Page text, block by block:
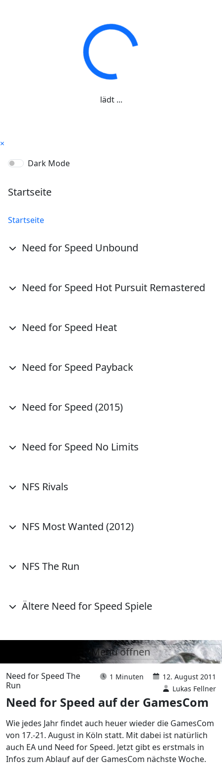
lädt ...
×
Dark Mode
Startseite
Startseite
Need for Speed Unbound
Need for Speed Hot Pursuit Remastered
Need for Speed Heat
Need for Speed Payback
Need for Speed (2015)
Need for Speed No Limits
NFS Rivals
NFS Most Wanted (2012)
NFS The Run
Ältere Need for Speed Spiele
Menü öffnen
Need for Speed The
Run
1 Minuten
12. August 2011
Lukas Fellner
Need for Speed auf der GamesCom
Wie jedes Jahr findet auch heuer wieder die GamesCom
von 17.-21. August in Köln statt. Mit dabei ist natürlich
auch EA und Need for Speed. Jetzt gibt es erstmals in
Infos zum Ablauf auf der GamesCom nächste Woche.